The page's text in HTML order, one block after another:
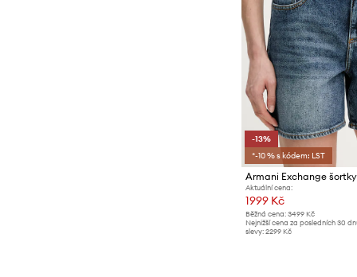
-13%
*-10 % s kódem: LST
Aktuální cena:
1999 Kč
Běžná cena: 3499 Kč
Nejnižší cena za posledních 30
slevy: 2299 Kč